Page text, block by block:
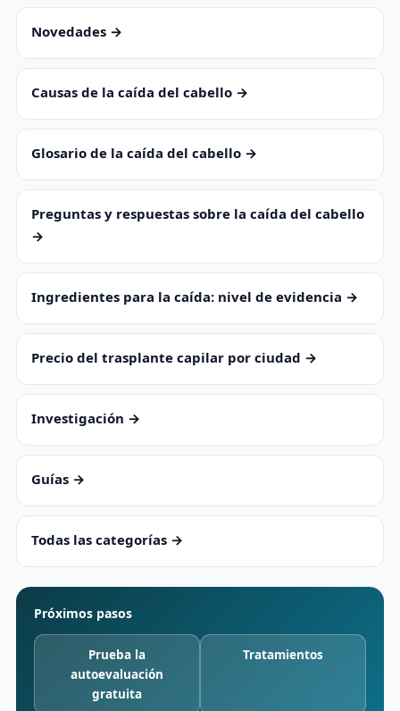
Novedades →
Causas de la caída del cabello →
Glosario de la caída del cabello →
Preguntas y respuestas sobre la caída del cabello
→
Ingredientes para la caída: nivel de evidencia →
Precio del trasplante capilar por ciudad →
Investigación →
Guías →
Todas las categorías →
Próximos pasos
Prueba la
autoevaluación
gratuita
Tratamientos